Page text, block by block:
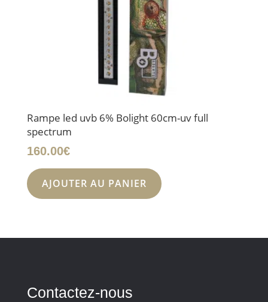
Rampe led uvb 6% Bolight 60cm-uv full
spectrum
160.00€
AJOUTER AU PANIER
Contactez-nous